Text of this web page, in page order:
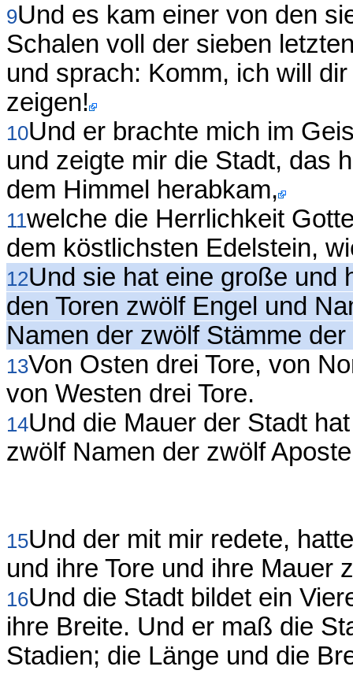
9Und es kam einer von den
Schalen voll der sieben
und sprach: Komm, ich will
zeigen!
10Und er brachte mich im
und zeigte mir die Stadt, das
dem Himmel herabkam,
11welche die Herrlichkeit
dem köstlichsten Edelstein,
12Und sie hat eine große und
den Toren zwölf Engel und
Namen der zwölf Stämme
13Von Osten drei Tore, von
von Westen drei Tore.
14Und die Mauer der Stadt
zwölf Namen der zwölf
15Und der mit mir redete,
und ihre Tore und ihre Mauer
16Und die Stadt bildet ein
ihre Breite. Und er maß die
Stadien; die Länge und die